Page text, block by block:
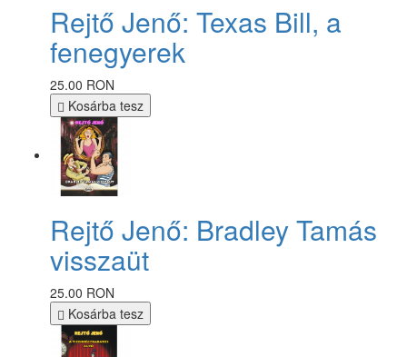
Rejtő Jenő: Texas Bill, a
fenegyerek
25.00 RON
Kosárba tesz
Rejtő Jenő: Bradley Tamás
visszaüt
25.00 RON
Kosárba tesz